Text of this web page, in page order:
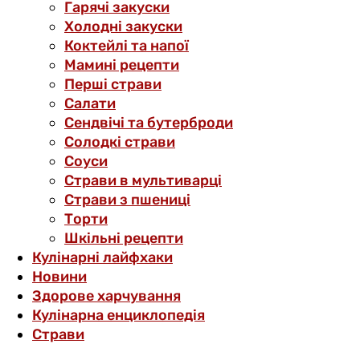
Гарячі закуски
Холодні закуски
Коктейлі та напої
Мамині рецепти
Перші страви
Салати
Сендвічі та бутерброди
Солодкі страви
Соуси
Страви в мультиварці
Страви з пшениці
Торти
Шкільні рецепти
Кулінарні лайфхаки
Новини
Здорове харчування
Кулінарна енциклопедія
Страви